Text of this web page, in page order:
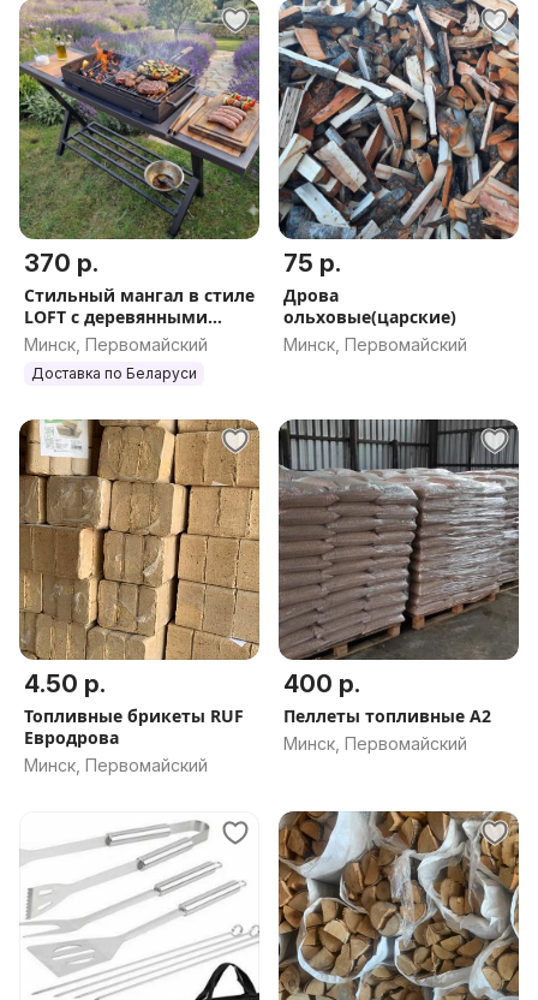
370 р.
Стильный мангал в стиле
LOFT с деревянными
столешницами и
дровницей
Минск, Первомайский
Доставка по Беларуси
75 р.
Дрова
ольховые(царские)
Минск, Первомайский
4.50 р.
Топливные брикеты RUF
Евродрова
Минск, Первомайский
400 р.
Пеллеты топливные А2
Минск, Первомайский